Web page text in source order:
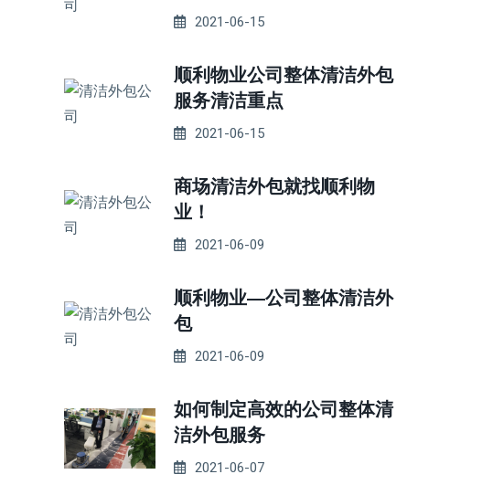
2021-06-15
顺利物业公司整体清洁外包
服务清洁重点
2021-06-15
商场清洁外包就找顺利物
业！
2021-06-09
顺利物业—公司整体清洁外
包
2021-06-09
如何制定高效的公司整体清
洁外包服务
2021-06-07